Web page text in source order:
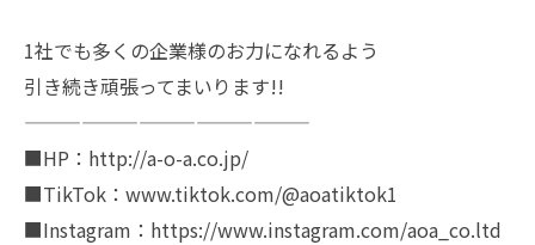
1社でも多くの企業様のお力になれるよう
引き続き頑張ってまいります!!
———————————————
■HP：http://a-o-a.co.jp/
■TikTok：www.tiktok.com/@aoatiktok1
■Instagram：https://www.instagram.com/aoa_co.ltd